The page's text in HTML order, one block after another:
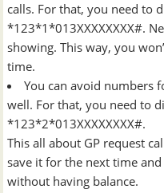
calls. For that, you need to
*123*1*013XXXXXXXX#.
showing. This way, you
time.
You can avoid numbers
well. For that, you need to
*123*2*013XXXXXXXX#.
This all about GP request
save it for the next time
without having balance.